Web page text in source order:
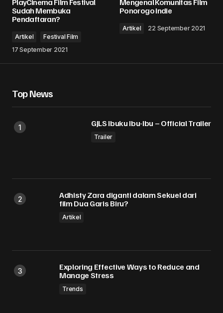
Ruas yang wajib ditandai *
Your Name
Submit Comment
PlayCinema Film Festival
Sudah Membuka
Pendaftaran?
Artikel
Festival Film
17 September 2021
Mengenal Komunitas Film
Ponorogo Indie
Artikel 22 September 2021
Top News
GJLS Ibuku Ibu-Ibu – Official Trailer
Trailer
Adhisty Zara diganti dalam Sekuel dari
film Dua Garis Biru?
Artikel
Exploring Effective Ways to Reduce and
Manage Stress
Trends